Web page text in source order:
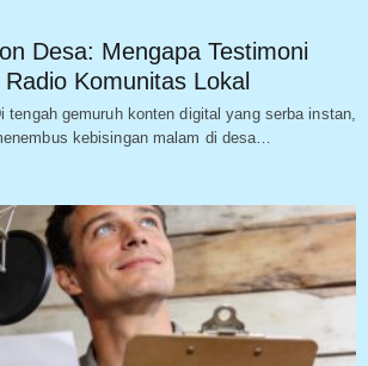
Desa: Mengapa Testimoni
Komunitas Lokal
tengah gemuruh konten digital yang serba instan,
kebisingan malam di desa…